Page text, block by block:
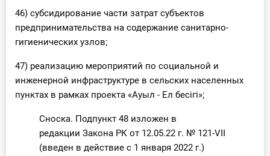
46) субсидирование части затрат субъектов
предпринимательства на содержание санитарно-
гигиенических узлов;
47) реализацию мероприятий по социальной и
инженерной инфраструктуре в сельских населенных
пунктах в рамках проекта «Ауыл - Ел бесігі»;
Сноска. Подпункт 48 изложен в
редакции Закона РК от 12.05.22 г. № 121-VII
(введен в действие с 1 января 2022 г.)